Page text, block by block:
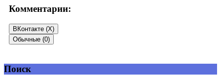
Комментарии:
ВКонтакте (X)
Обычные (0)
Добавить комментарий
Поиск